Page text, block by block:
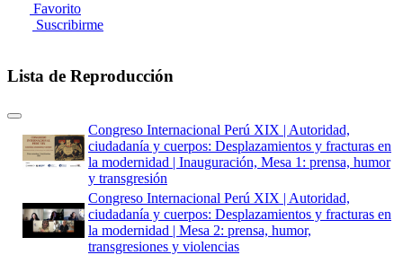
Favorito
Suscribirme
Lista de Reproducción
Congreso Internacional Perú XIX | Autoridad,
ciudadanía y cuerpos: Desplazamientos y fracturas en
la modernidad | Inauguración, Mesa 1: prensa, humor
y transgresión
Congreso Internacional Perú XIX | Autoridad,
ciudadanía y cuerpos: Desplazamientos y fracturas en
la modernidad | Mesa 2: prensa, humor,
transgresiones y violencias